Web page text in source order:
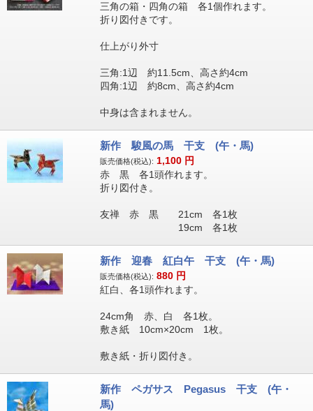
三角の箱・四角の箱 各1個作れます。
折り図付きです。
仕上がり外寸
三角:1辺 約11.5cm、高さ約4cm
四角:1辺 約8cm、高さ約4cm
中身は含まれません。
新作 駿風の馬 干支 (午・馬)
販売価格(税込): 1,100 円
赤 黒 各1頭作れます。
折り図付き。
友禅 赤 黒 21cm 各1枚
19cm 各1枚
新作 迎春 紅白午 干支 (午・馬)
販売価格(税込): 880 円
紅白、各1頭作れます。
24cm角 赤、白 各1枚。
敷き紙 10cm×20cm 1枚。
敷き紙・折り図付き。
新作 ペガサス Pegasus 干支 (午・
馬)